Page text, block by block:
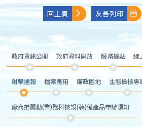
回上頁 友善列印
政府資訊公開 政府資料開放 服務據點 線
射擊通報 檔案應用 廉政園地 生態檢核專
廠商推薦勤(業)務科技設(裝)備產品申辦須知